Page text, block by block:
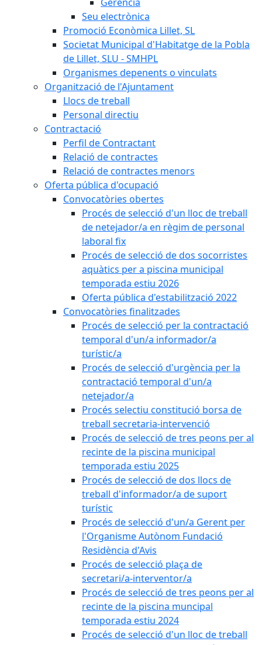
Seu electrònica
Promoció Econòmica Lillet, SL
Societat Municipal d'Habitatge de la Pobla
de Lillet, SLU - SMHPL
Organismes depenents o vinculats
Organització de l'Ajuntament
Llocs de treball
Personal directiu
Contractació
Perfil de Contractant
Relació de contractes
Relació de contractes menors
Oferta pública d'ocupació
Convocatòries obertes
Procés de selecció d'un lloc de treball
de netejador/a en règim de personal
laboral fix
Procés de selecció de dos socorristes
aquàtics per a piscina municipal
temporada estiu 2026
Oferta pública d'estabilització 2022
Convocatòries finalitzades
Procés de selecció per la contractació
temporal d'un/a informador/a
turístic/a
Procés de selecció d'urgència per la
contractació temporal d'un/a
netejador/a
Procés selectiu constitució borsa de
treball secretaria-intervenció
Procés de selecció de tres peons per al
recinte de la piscina municipal
temporada estiu 2025
Procés de selecció de dos llocs de
treball d'informador/a de suport
turístic
Procés de selecció d'un/a Gerent per
l'Organisme Autònom Fundació
Residència d'Avis
Procés de selecció plaça de
secretari/a-interventor/a
Procés de selecció de tres peons per al
recinte de la piscina muncipal
temporada estiu 2024
Procés de selecció d'un lloc de treball